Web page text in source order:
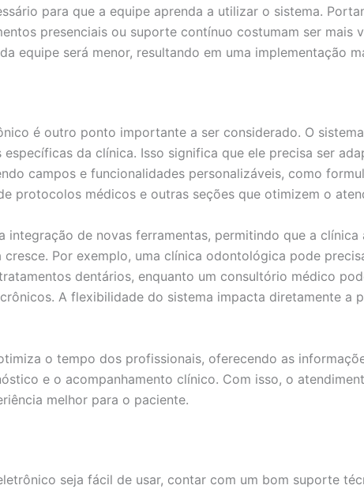
para que a equipe aprenda a utilizar o sistema.
presenciais ou suporte contínuo costumam ser mais
equipe será menor, resultando em uma implementação
é outro ponto importante a ser considerado. O
específicas da clínica. Isso significa que ele precisa ser
campos e funcionalidades personalizáveis, como
protocolos médicos e outras seções que otimizem o
integração de novas ferramentas, permitindo que a clínica
Por exemplo, uma clínica odontológica pode
dentários, enquanto um consultório médico
A flexibilidade do sistema impacta diretamente a
o tempo dos profissionais, oferecendo as
e o acompanhamento clínico. Com isso, o
melhor para o paciente.
seja fácil de usar, contar com um bom suporte